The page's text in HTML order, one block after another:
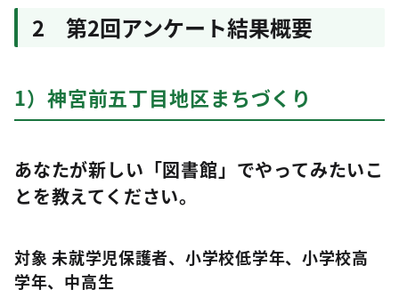
2 第2回アンケート結果概要
1）神宮前五丁目地区まちづくり
あなたが新しい「図書館」でやってみたいこ
とを教えてください。
対象 未就学児保護者、小学校低学年、小学校高
学年、中高生